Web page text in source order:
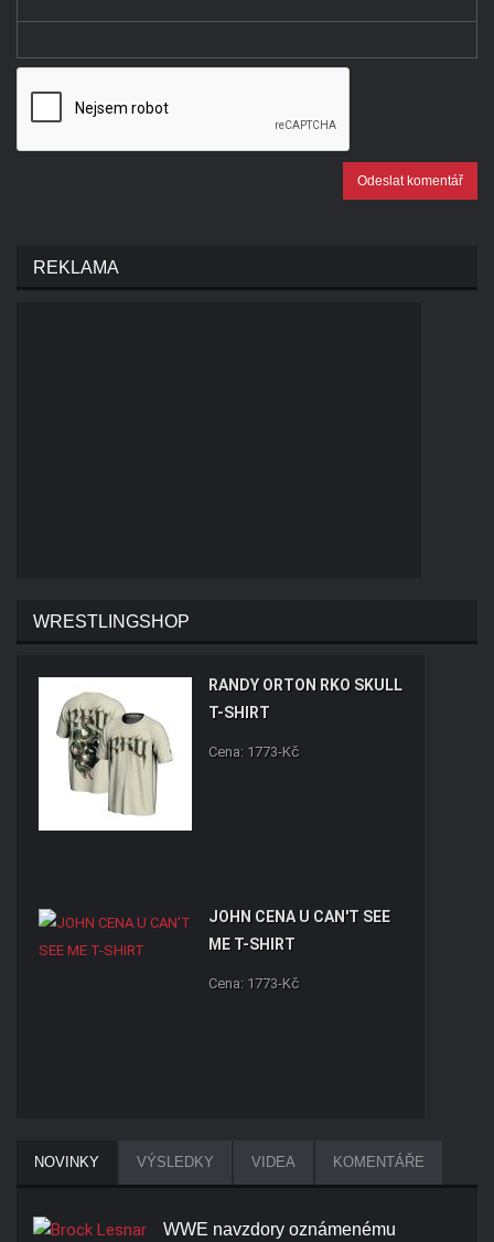
Odeslat komentář
REKLAMA
WRESTLINGSHOP
RANDY ORTON RKO SKULL
T-SHIRT
Cena: 1773-Kč
JOHN CENA U CAN'T SEE
ME T-SHIRT
Cena: 1773-Kč
NOVINKY VÝSLEDKY VIDEA KOMENTÁŘE
WWE navzdory oznámenému